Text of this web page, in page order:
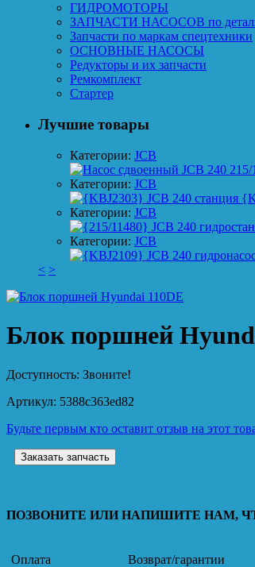
ГИДРОМОТОРЫ
ЗАПЧАСТИ НАСОСОВ по
Запчасти по маркам спецтехники
ОСНОВНЫЕ НАСОСЫ
Редукторы и их запчасти
Ремкомплект
Стартер
Лучшие товары
Категории: JCB
Категории: JCB
Категории: JCB
Категории: JCB
< >
Блок поршней
Доступность: Звоните!
Артикул: 5388c363ed82
Будьте первым кто оставит отзыв на этот
Заказать запчасть
ПОЗВОНИТЕ ИЛИ НАПИШИТЕ НАМ,
Оплата
Возврат/гарантии